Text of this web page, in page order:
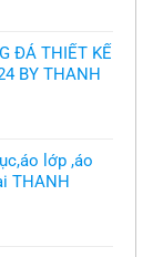
ĐÁ THIẾT KẾ
BY THANH
lớp ,áo
THANH